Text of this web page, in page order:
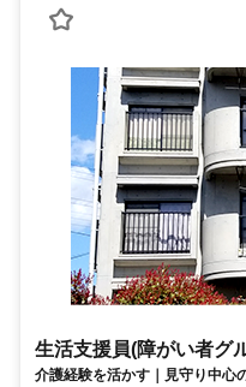
生活支援員(障がい者グ
介護経験を活かす｜見守り中心